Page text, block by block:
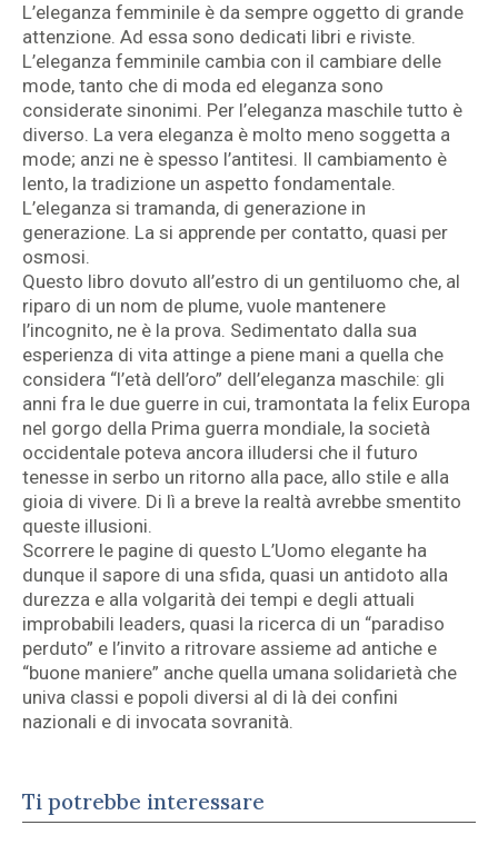
L’eleganza femminile è da sempre oggetto di grande
attenzione. Ad essa sono dedicati libri e riviste.
L’eleganza femminile cambia con il cambiare delle
mode, tanto che di moda ed eleganza sono
considerate sinonimi. Per l’eleganza maschile tutto è
diverso. La vera eleganza è molto meno soggetta a
mode; anzi ne è spesso l’antitesi. Il cambiamento è
lento, la tradizione un aspetto fondamentale.
L’eleganza si tramanda, di generazione in
generazione. La si apprende per contatto, quasi per
osmosi.
Questo libro dovuto all’estro di un gentiluomo che, al
riparo di un nom de plume, vuole mantenere
l’incognito, ne è la prova. Sedimentato dalla sua
esperienza di vita attinge a piene mani a quella che
considera “l’età dell’oro” dell’eleganza maschile: gli
anni fra le due guerre in cui, tramontata la felix Europa
nel gorgo della Prima guerra mondiale, la società
occidentale poteva ancora illudersi che il futuro
tenesse in serbo un ritorno alla pace, allo stile e alla
gioia di vivere. Di lì a breve la realtà avrebbe smentito
queste illusioni.
Scorrere le pagine di questo L’Uomo elegante ha
dunque il sapore di una sfida, quasi un antidoto alla
durezza e alla volgarità dei tempi e degli attuali
improbabili leaders, quasi la ricerca di un “paradiso
perduto” e l’invito a ritrovare assieme ad antiche e
“buone maniere” anche quella umana solidarietà che
univa classi e popoli diversi al di là dei confini
nazionali e di invocata sovranità.
Ti potrebbe interessare